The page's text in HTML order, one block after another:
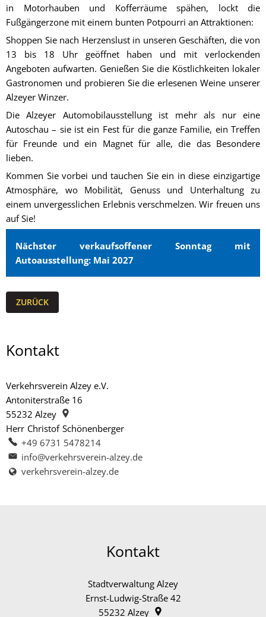
in Motorhauben und Kofferräume spähen, lockt die
Fußgängerzone mit einem bunten Potpourri an Attraktionen:
Shoppen Sie nach Herzenslust in unseren Geschäften, die von
13 bis 18 Uhr geöffnet haben und mit verlockenden
Angeboten aufwarten. Genießen Sie die Köstlichkeiten lokaler
Gastronomen und probieren Sie die erlesenen Weine unserer
Alzeyer Winzer.
Die Alzeyer Automobilausstellung ist mehr als nur eine
Autoschau – sie ist ein Fest für die ganze Familie, ein Treffen
für Freunde und ein Magnet für alle, die das Besondere
lieben.
Kommen Sie vorbei und tauchen Sie ein in diese einzigartige
Atmosphäre, wo Mobilität, Genuss und Unterhaltung zu
einem unvergesslichen Erlebnis verschmelzen. Wir freuen uns
auf Sie!
Nächster verkaufsoffener Sonntag mit
Autoausstellung: Mai 2027
ZURÜCK
Kontakt
Verkehrsverein Alzey e.V.
Antoniterstraße 16
55232 Alzey
Herr Christof Schönenberger
+49 6731 5478214
info@verkehrsverein-alzey.de
verkehrsverein-alzey.de
Kontakt
Stadtverwaltung Alzey
Ernst-Ludwig-Straße 42
55232 Alzey